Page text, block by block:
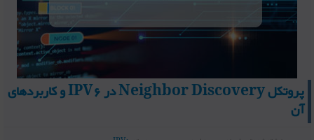
پروتکل Neighbor Discovery در IPV6 و کاربردهای
آن